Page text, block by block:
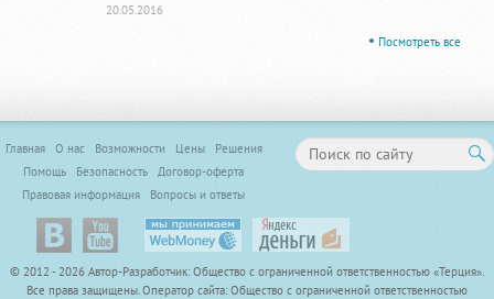
20.05.2016
Посмотреть все
Главная О нас Возможности Цены
Решения
Помощь
Безопасность
Договор-офертa
Правовая информация
Вопросы и ответы
© 2012 - 2026 Автор-Разработчик: Общество с ограниченной ответственностью «Терция».
Все права защищены. Оператор сайта: Общество с ограниченной ответственностью